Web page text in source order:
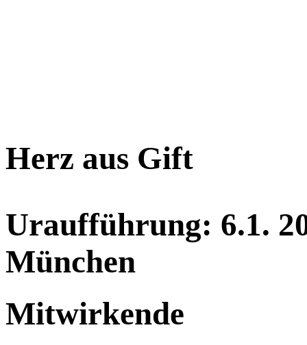
Herz aus Gift
Uraufführung: 6.1.
München
Mitwirkende